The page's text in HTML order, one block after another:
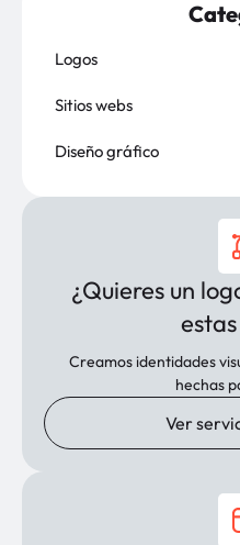
Logos
Sitios webs
Diseño gráfico
¿Quieres un
Creamos identidades
hechas
Ver